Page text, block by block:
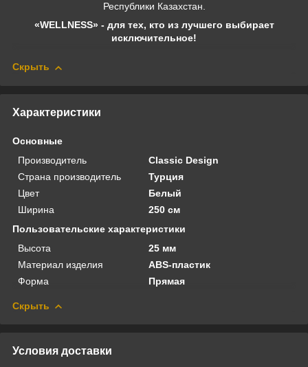
Республики Казахстан.
«WELLNESS» - для тех, кто из лучшего выбирает
исключительное!
Скрыть
Характеристики
Основные
Производитель
Classic Design
Страна производитель
Турция
Цвет
Белый
Ширина
250 см
Пользовательские характеристики
Высота
25 мм
Материал изделия
ABS-пластик
Форма
Прямая
Скрыть
Условия доставки